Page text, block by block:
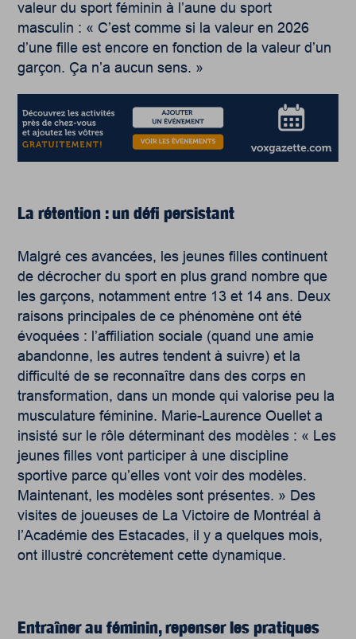
valeur du sport féminin à l’aune du sport
masculin : « C’est comme si la valeur en 2026
d’une fille est encore en fonction de la valeur d’un
garçon. Ça n’a aucun sens. »
La rétention : un défi persistant
Malgré ces avancées, les jeunes filles continuent
de décrocher du sport en plus grand nombre que
les garçons, notamment entre 13 et 14 ans. Deux
raisons principales de ce phénomène ont été
évoquées : l’affiliation sociale (quand une amie
abandonne, les autres tendent à suivre) et la
difficulté de se reconnaître dans des corps en
transformation, dans un monde qui valorise peu la
musculature féminine. Marie-Laurence Ouellet a
insisté sur le rôle déterminant des modèles : « Les
jeunes filles vont participer à une discipline
sportive parce qu’elles vont voir des modèles.
Maintenant, les modèles sont présentes. » Des
visites de joueuses de La Victoire de Montréal à
l’Académie des Estacades, il y a quelques mois,
ont illustré concrètement cette dynamique.
Entraîner au féminin, repenser les pratiques